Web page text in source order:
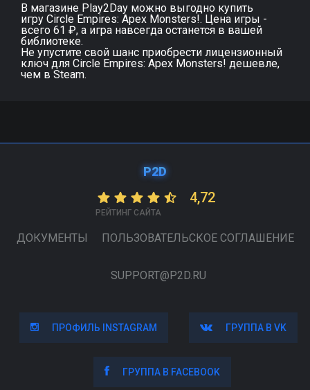
В магазине Play2Day можно выгодно купить
игру Circle Empires: Apex Monsters!. Цена игры -
всего 61 ₽, а игра навсегда останется в вашей
библиотеке.
Не упустите свой шанс приобрести лицензионный
ключ для Circle Empires: Apex Monsters! дешевле,
чем в Steam.
P2D
4,72
РЕЙТИНГ САЙТА
ДОКУМЕНТЫ ПОЛЬЗОВАТЕЛЬСКОЕ СОГЛАШЕНИЕ
SUPPORT@P2D.RU
ПРОФИЛЬ INSTAGRAM
ПРОФИЛЬ INSTAGRAM ГРУППА В VK
ГРУППА В VK
ГРУППА В FACEBOOK
ГРУППА В FACEBOOK